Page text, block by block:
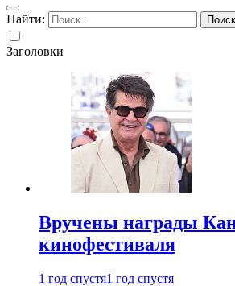
Найти:
Заголовки
Вручены награды
кинофестиваля
1 год спустя1 год спустя